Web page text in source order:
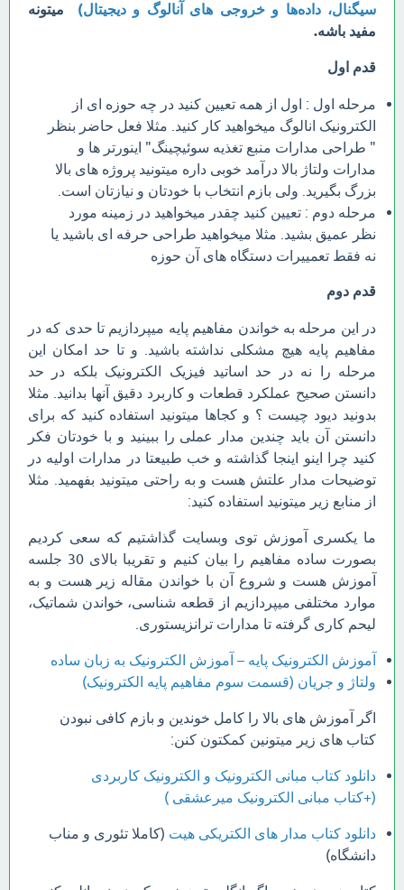
سیگنال، داده‌ها و خروجی‌ های آنالوگ و دیجیتال) میتونه
مفید باشه.
قدم اول
مرحله اول : اول از همه تعیین کنید در چه حوزه ای از
الکترونیک انالوگ میخواهید کار کنید. مثلا فعل حاضر بنظر
" طراحی مدارات منبع تغذیه سوئیچینگ" اینورتر ها و
مدارات ولتاژ بالا درآمد خوبی داره میتونید پروژه های بالا
بزرگ بگیرید. ولی بازم انتخاب با خودتان و نیازتان است.
مرحله دوم : تعیین کنید چقدر میخواهید در زمینه مورد
نظر عمیق بشید. مثلا میخواهید طراحی حرفه ای باشید یا
نه فقط تعمییرات دستگاه های آن حوزه
قدم دوم
در این مرحله به خواندن مفاهیم پایه میپردازیم تا حدی که در
مفاهیم پایه هیچ مشکلی نداشته باشید. و تا حد امکان این
مرحله را نه در حد اساتید فیزیک الکترونیک بلکه در حد
دانستن صحیح عملکرد قطعات و کاربرد دقیق آنها بدانید. مثلا
بدونید دیود چیست ؟ و کجاها میتونید استفاده کنید که برای
دانستن آن باید چندین مدار عملی را ببینید و با خودتان فکر
کنید چرا اینو اینجا گذاشته و خب طبیعتا در مدارات اولیه در
توضیحات مدار علتش هست و به راحتی میتونید بفهمید. مثلا
از منابع زیر میتونید استفاده کنید:
ما یکسری آموزش توی وبسایت گذاشتیم که سعی کردیم
بصورت ساده مفاهیم را بیان کنیم و تقریبا بالای 30 جلسه
آموزش هست و شروع آن با خواندن مقاله زیر هست و به
موارد مختلفی میپردازیم از قطعه شناسی، خواندن شماتیک،
لیحم کاری گرفته تا مدارات ترانزیستوری.
آموزش الکترونیک پایه – آموزش الکترونیک به زبان ساده
ولتاژ و جریان (قسمت سوم مفاهیم پایه الکترونیک)
اگر آموزش های بالا را کامل خوندین و بازم کافی نبودن
کتاب های زیر میتونین کمکتون کنن:
دانلود کتاب مبانی الکترونیک و الکترونیک کاربردی
(+کتاب مبانی الکترونیک میرعشقی )
دانلود کتاب مدار های الکتریکی هیت (کاملا تئوری و مناب
دانشگاه)